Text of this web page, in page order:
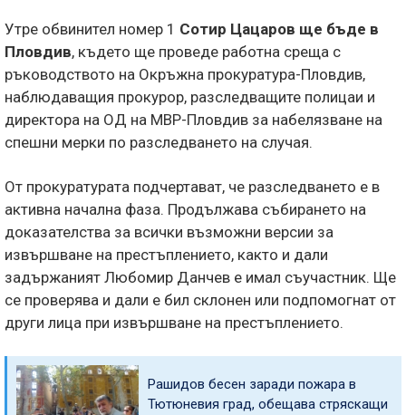
Утре обвинител номер 1 Сотир Цацаров ще бъде в
Пловдив, където ще проведе работна среща с
ръководството на Окръжна прокуратура-Пловдив,
наблюдаващия прокурор, разследващите полицаи и
директора на ОД на МВР-Пловдив за набелязване на
спешни мерки по разследването на случая.
От прокуратурата подчертават, че разследването е в
активна начална фаза. Продължава събирането на
доказателства за всички възможни версии за
извършване на престъплението, както и дали
задържаният Любомир Данчев е имал съучастник. Ще
се проверява и дали е бил склонен или подпомогнат от
други лица при извършване на престъплението.
Рашидов бесен заради пожара в
Тютюневия град, обещава стряскащи